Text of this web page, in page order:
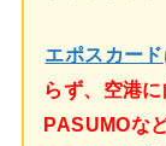
エポスカード
らず、空港
PASUMOな